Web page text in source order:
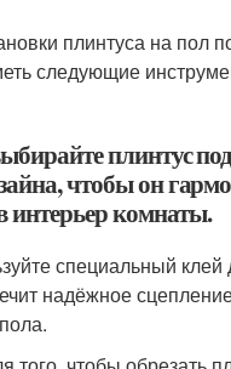
плинтуса на пол
следующие
плинтус
чтобы он
интерьер комнаты.
специальный клей
надёжное